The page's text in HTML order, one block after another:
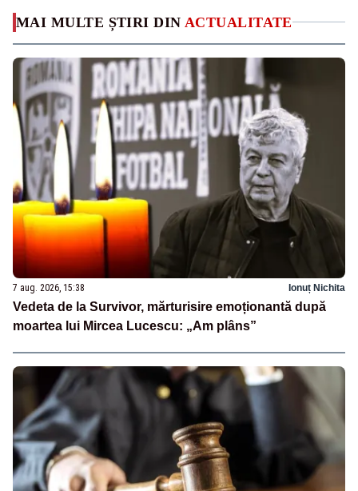
MAI MULTE ȘTIRI DIN ACTUALITATE
7 aug. 2026, 15:38 Ionuț Nichita
Vedeta de la Survivor, mărturisire emoționantă după
moartea lui Mircea Lucescu: „Am plâns”